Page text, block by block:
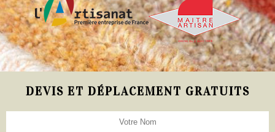
DEVIS ET DÉPLACEMENT GRATUITS